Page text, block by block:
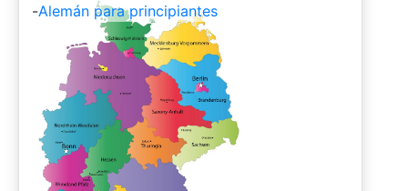
-Alemán para principiantes